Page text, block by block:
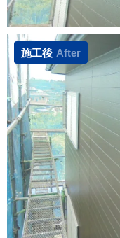
施工後 After